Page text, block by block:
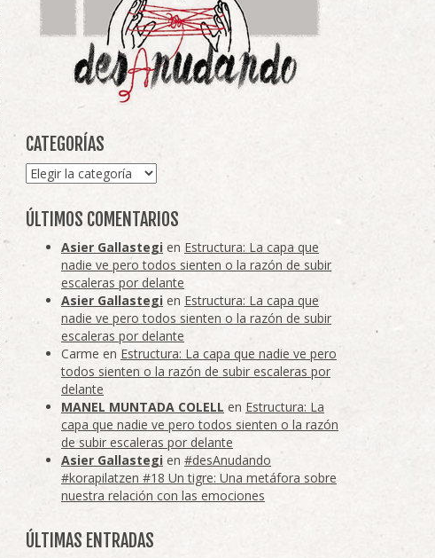
CATEGORÍAS
Categorías
ÚLTIMOS COMENTARIOS
Asier Gallastegi en Estructura: La capa que
nadie ve pero todos sienten o la razón de subir
escaleras por delante
Asier Gallastegi en Estructura: La capa que
nadie ve pero todos sienten o la razón de subir
escaleras por delante
Carme en Estructura: La capa que nadie ve pero
todos sienten o la razón de subir escaleras por
delante
MANEL MUNTADA COLELL en Estructura: La
capa que nadie ve pero todos sienten o la razón
de subir escaleras por delante
Asier Gallastegi en #desAnudando
#korapilatzen #18 Un tigre: Una metáfora sobre
nuestra relación con las emociones
ÚLTIMAS ENTRADAS